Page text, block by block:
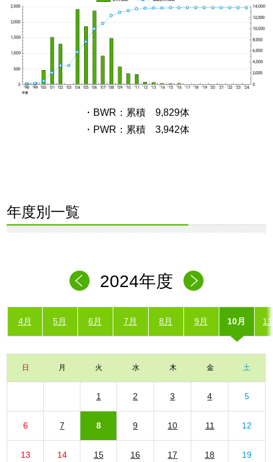
・BWR：累積 9,829体
・PWR：累積 3,942体
年度別一覧
2024年度
4月 5月 6月 7月 8月 9月 10月
日 月 火 水 木 金 土
1 2 3 4 5
6 7 8 9 10 11 12
13 14 15 16 17 18 19